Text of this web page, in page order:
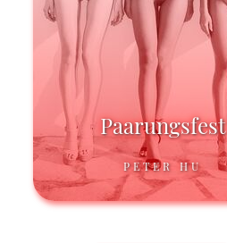
Paarungsfest
PETER HU